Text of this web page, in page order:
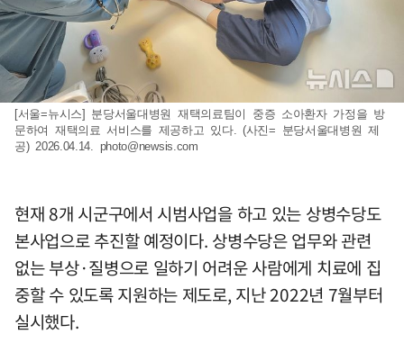
[서울=뉴시스] 분당서울대병원 재택의료팀이 중증 소아환자 가정을 방
문하여 재택의료 서비스를 제공하고 있다. (사진= 분당서울대병원 제
공) 2026.04.14. photo@newsis.com
현재 8개 시군구에서 시범사업을 하고 있는 상병수당도
본사업으로 추진할 예정이다. 상병수당은 업무와 관련
없는 부상·질병으로 일하기 어려운 사람에게 치료에 집
중할 수 있도록 지원하는 제도로, 지난 2022년 7월부터
실시했다.